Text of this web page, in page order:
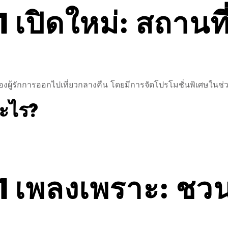
เปิดใหม่: สถา
งผู้รักการออกไปเที่ยวกลางคืน โดยมีการจัดโปรโมชั่นพิเศษในช่
ร?
เพลงเพราะ: ช